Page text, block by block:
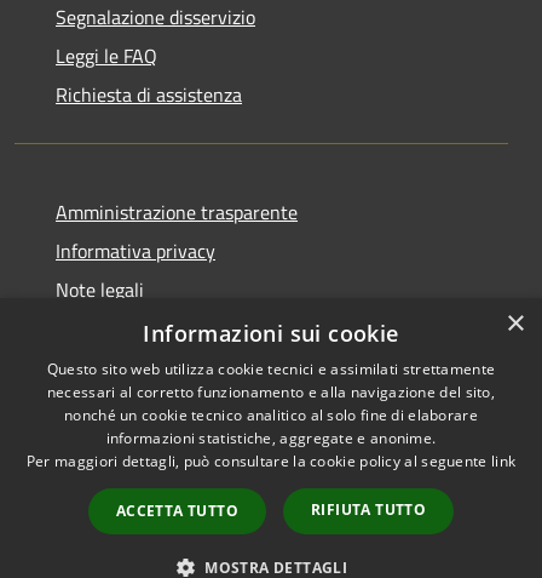
Segnalazione disservizio
Leggi le FAQ
Richiesta di assistenza
Amministrazione trasparente
Informativa privacy
Note legali
Dichiarazione di accessibilità
RSS
Accessibilità
Copyright © 2026 • Comune di
Bisaccia • Powered by
Municipium•
Accesso
redazione
×
Informazioni sui cookie
Questo sito web utilizza cookie tecnici e assimilati strettamente
necessari al corretto funzionamento e alla navigazione del sito,
nonché un cookie tecnico analitico al solo fine di elaborare
informazioni statistiche, aggregate e anonime.
Per maggiori dettagli, può consultare la cookie policy al seguente link
ACCETTA TUTTO RIFIUTA TUTTO
MOSTRA DETTAGLI